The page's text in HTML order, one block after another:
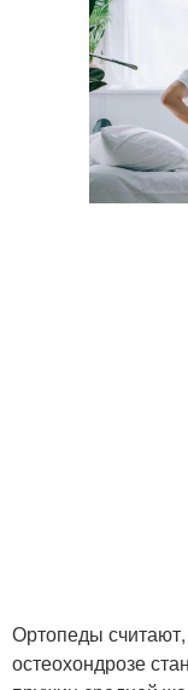
Ортопеды
остеохондрозе